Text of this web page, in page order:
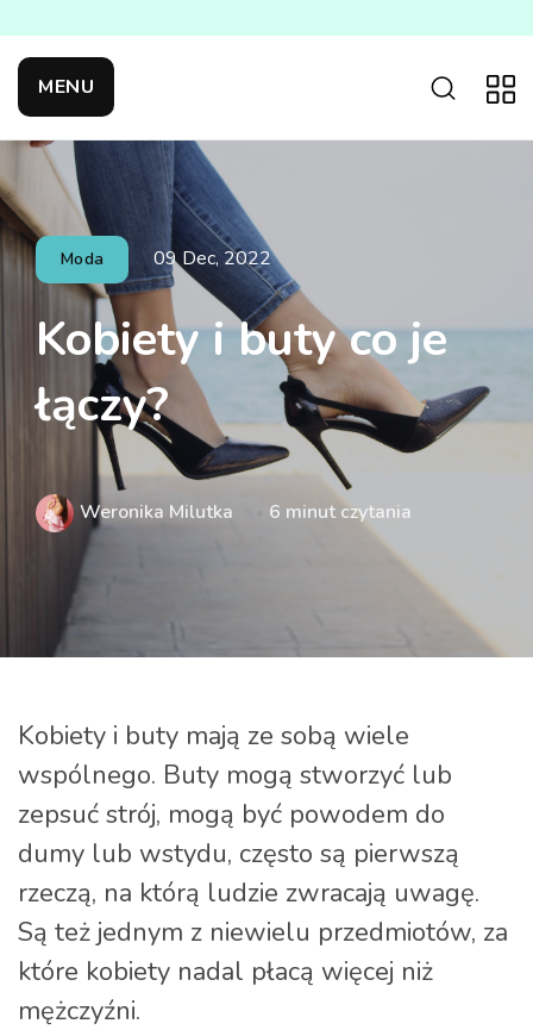
MENU
Moda 09 Dec, 2022
Kobiety i buty co je
łączy?
Weronika Milutka 6 minut czytania
Kobiety i buty mają ze sobą wiele
wspólnego. Buty mogą stworzyć lub
zepsuć strój, mogą być powodem do
dumy lub wstydu, często są pierwszą
rzeczą, na którą ludzie zwracają uwagę.
Są też jednym z niewielu przedmiotów, za
które kobiety nadal płacą więcej niż
mężczyźni.